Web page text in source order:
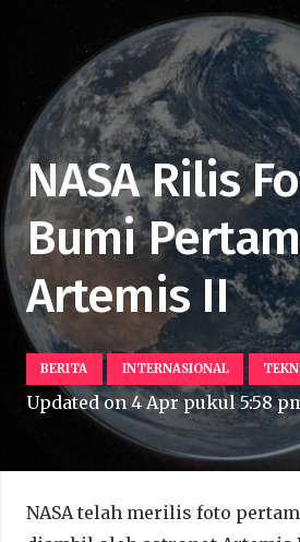
NASA Rilis
Bumi
Artemis II
BERITA INTERNASIONAL
Updated on 4 Apr pukul 5:58
NASA telah merilis foto